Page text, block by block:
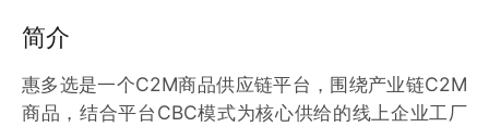
简介
惠多选是一个C2M商品供应链平台，围绕产业链C2M
商品，结合平台CBC模式为核心供给的线上企业工厂